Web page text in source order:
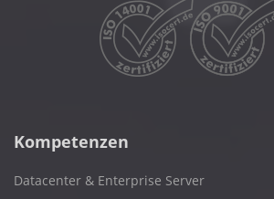
Kompetenzen
Datacenter & Enterprise Server